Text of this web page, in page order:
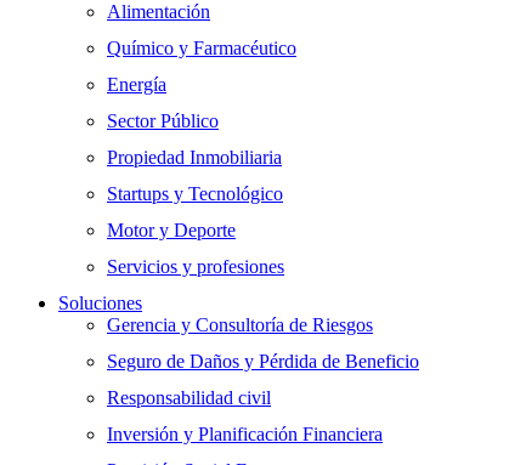
Alimentación
Químico y Farmacéutico
Energía
Sector Público
Propiedad Inmobiliaria
Startups y Tecnológico
Motor y Deporte
Servicios y profesiones
Soluciones
Gerencia y Consultoría de Riesgos
Seguro de Daños y Pérdida de Beneficio
Responsabilidad civil
Inversión y Planificación Financiera